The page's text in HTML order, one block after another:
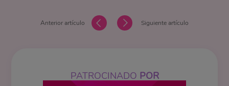
Anterior artículo Siguiente artículo
PATROCINADO POR